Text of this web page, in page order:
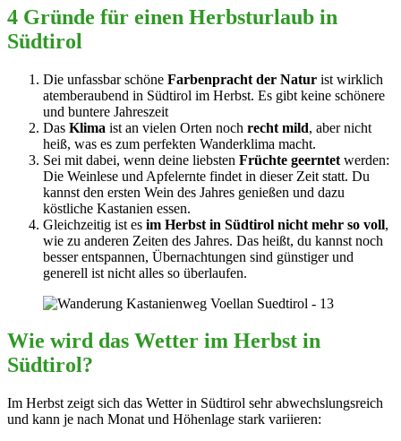
4 Gründe für einen Herbsturlaub in
Südtirol
Die unfassbar schöne Farbenpracht der Natur ist wirklich
atemberaubend in Südtirol im Herbst. Es gibt keine schönere
und buntere Jahreszeit
Das Klima ist an vielen Orten noch recht mild, aber nicht
heiß, was es zum perfekten Wanderklima macht.
Sei mit dabei, wenn deine liebsten Früchte geerntet werden:
Die Weinlese und Apfelernte findet in dieser Zeit statt. Du
kannst den ersten Wein des Jahres genießen und dazu
köstliche Kastanien essen.
Gleichzeitig ist es im Herbst in Südtirol nicht mehr so voll,
wie zu anderen Zeiten des Jahres. Das heißt, du kannst noch
besser entspannen, Übernachtungen sind günstiger und
generell ist nicht alles so überlaufen.
Wie wird das Wetter im Herbst in
Südtirol?
Im Herbst zeigt sich das Wetter in Südtirol sehr abwechslungsreich
und kann je nach Monat und Höhenlage stark variieren: